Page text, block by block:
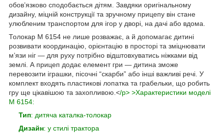
обов’язково сподобається дітям. Завдяки оригінальному
дизайну, міцній конструкції та зручному прицепу він стане
улюбленим транспортом для ігор у дворі, на дачі або вдома.
Толокар M 6154 не лише розважає, а й допомагає дитині
розвивати координацію, орієнтацію в просторі та зміцнювати
м’язи ніг — для руху потрібно відштовхуватись ніжками від
землі. А прицеп додає елемент гри — дитина зможе
перевозити іграшки, пісочні “скарби” або інші важливі речі. У
комплект входять пластикові лопатка та грабельки, що робить
гру ще цікавішою та захопливою.</p> >Характеристики моделі
M 6154:
Тип: дитяча каталка-толокар
Дизайн: у стилі трактора